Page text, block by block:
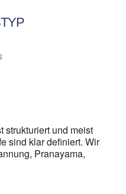
strukturiert und meist
sind klar definiert. Wir
Pranayama,